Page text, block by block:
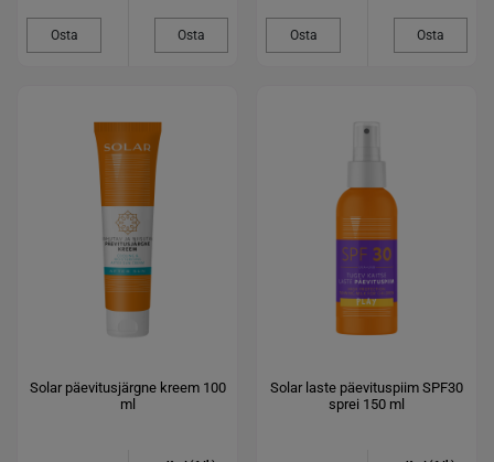
Osta Osta Osta Osta
Solar päevitusjärgne kreem 100
ml
Solar laste päevituspiim SPF30
sprei 150 ml